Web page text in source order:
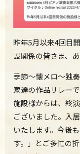
昨年5月以来4回目
設関係の皆さま、
季節～懐メロ～独
家達の作品リレー
施設様からは、終
ございました。入
いたします。今後
す。
」とご多忙の